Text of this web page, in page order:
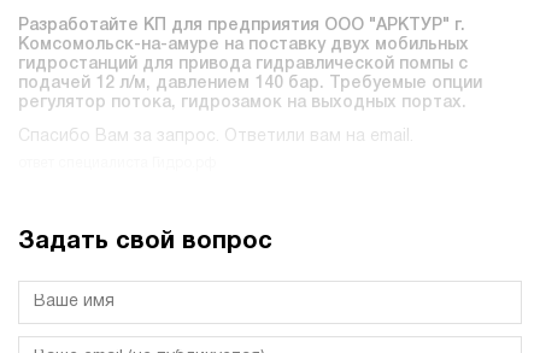
Разработайте КП для предприятия ООО "АРКТУР" г.
Комсомольск-на-амуре на поставку двух мобильных
гидростанций для привода гидравлической помпы c
подачей 12 л/м, давлением 140 бар. Требуемые опции
регулятор потока, гидрозамок на выходных портах.
Спасибо Вам за запрос. Ответили вам на email.
Задать свой вопрос